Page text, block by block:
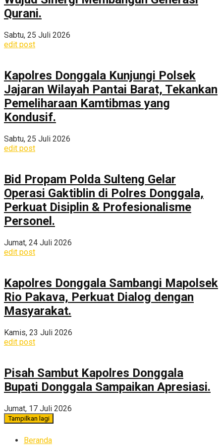
Qurani.
Sabtu, 25 Juli 2026
edit post
Kapolres Donggala Kunjungi Polsek
Jajaran Wilayah Pantai Barat, Tekankan
Pemeliharaan Kamtibmas yang
Kondusif.
Sabtu, 25 Juli 2026
edit post
Bid Propam Polda Sulteng Gelar
Operasi Gaktiblin di Polres Donggala,
Perkuat Disiplin & Profesionalisme
Personel.
Jumat, 24 Juli 2026
edit post
Kapolres Donggala Sambangi Mapolsek
Rio Pakava, Perkuat Dialog dengan
Masyarakat.
Kamis, 23 Juli 2026
edit post
Pisah Sambut Kapolres Donggala
Bupati Donggala Sampaikan Apresiasi.
Jumat, 17 Juli 2026
Tampilkan lagi
Beranda